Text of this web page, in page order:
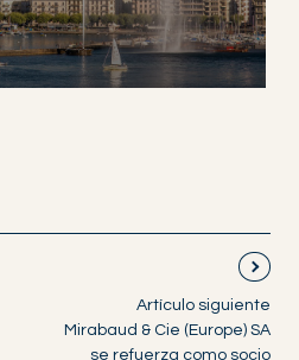
Artículo siguiente
Mirabaud & Cie (Europe) SA
se refuerza como socio